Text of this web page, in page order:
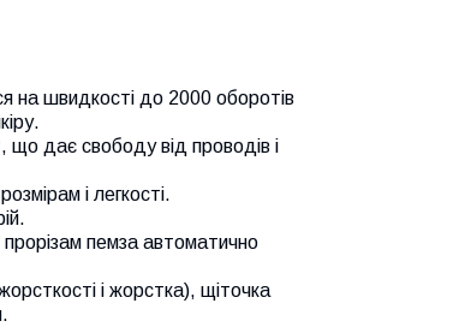
на швидкості до 2000 оборотів
дає свободу від проводів і
і легкості.
прорізам пемза автоматично
і жорстка), щіточка